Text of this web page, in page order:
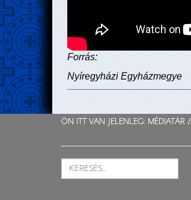
Forrás:
Nyíregyházi Egyházmegye
ÖN ITT VAN JELENLEG: MÉDIATÁR /